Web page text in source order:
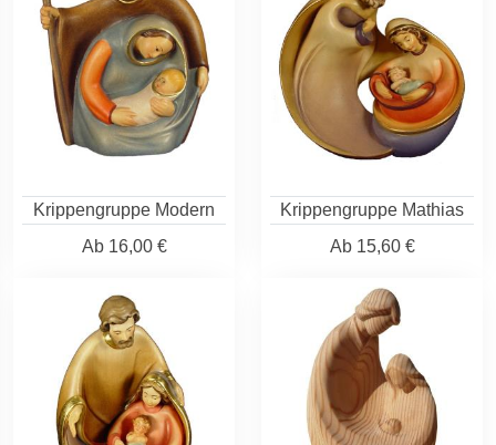
Krippengruppe Modern
Ab16,00 €
Krippengruppe Mathias
Ab15,60 €